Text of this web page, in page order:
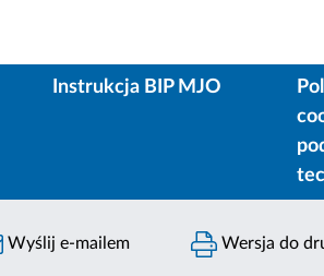
Instrukcja BIP MJO
Wyślij e-mailem Wersja do